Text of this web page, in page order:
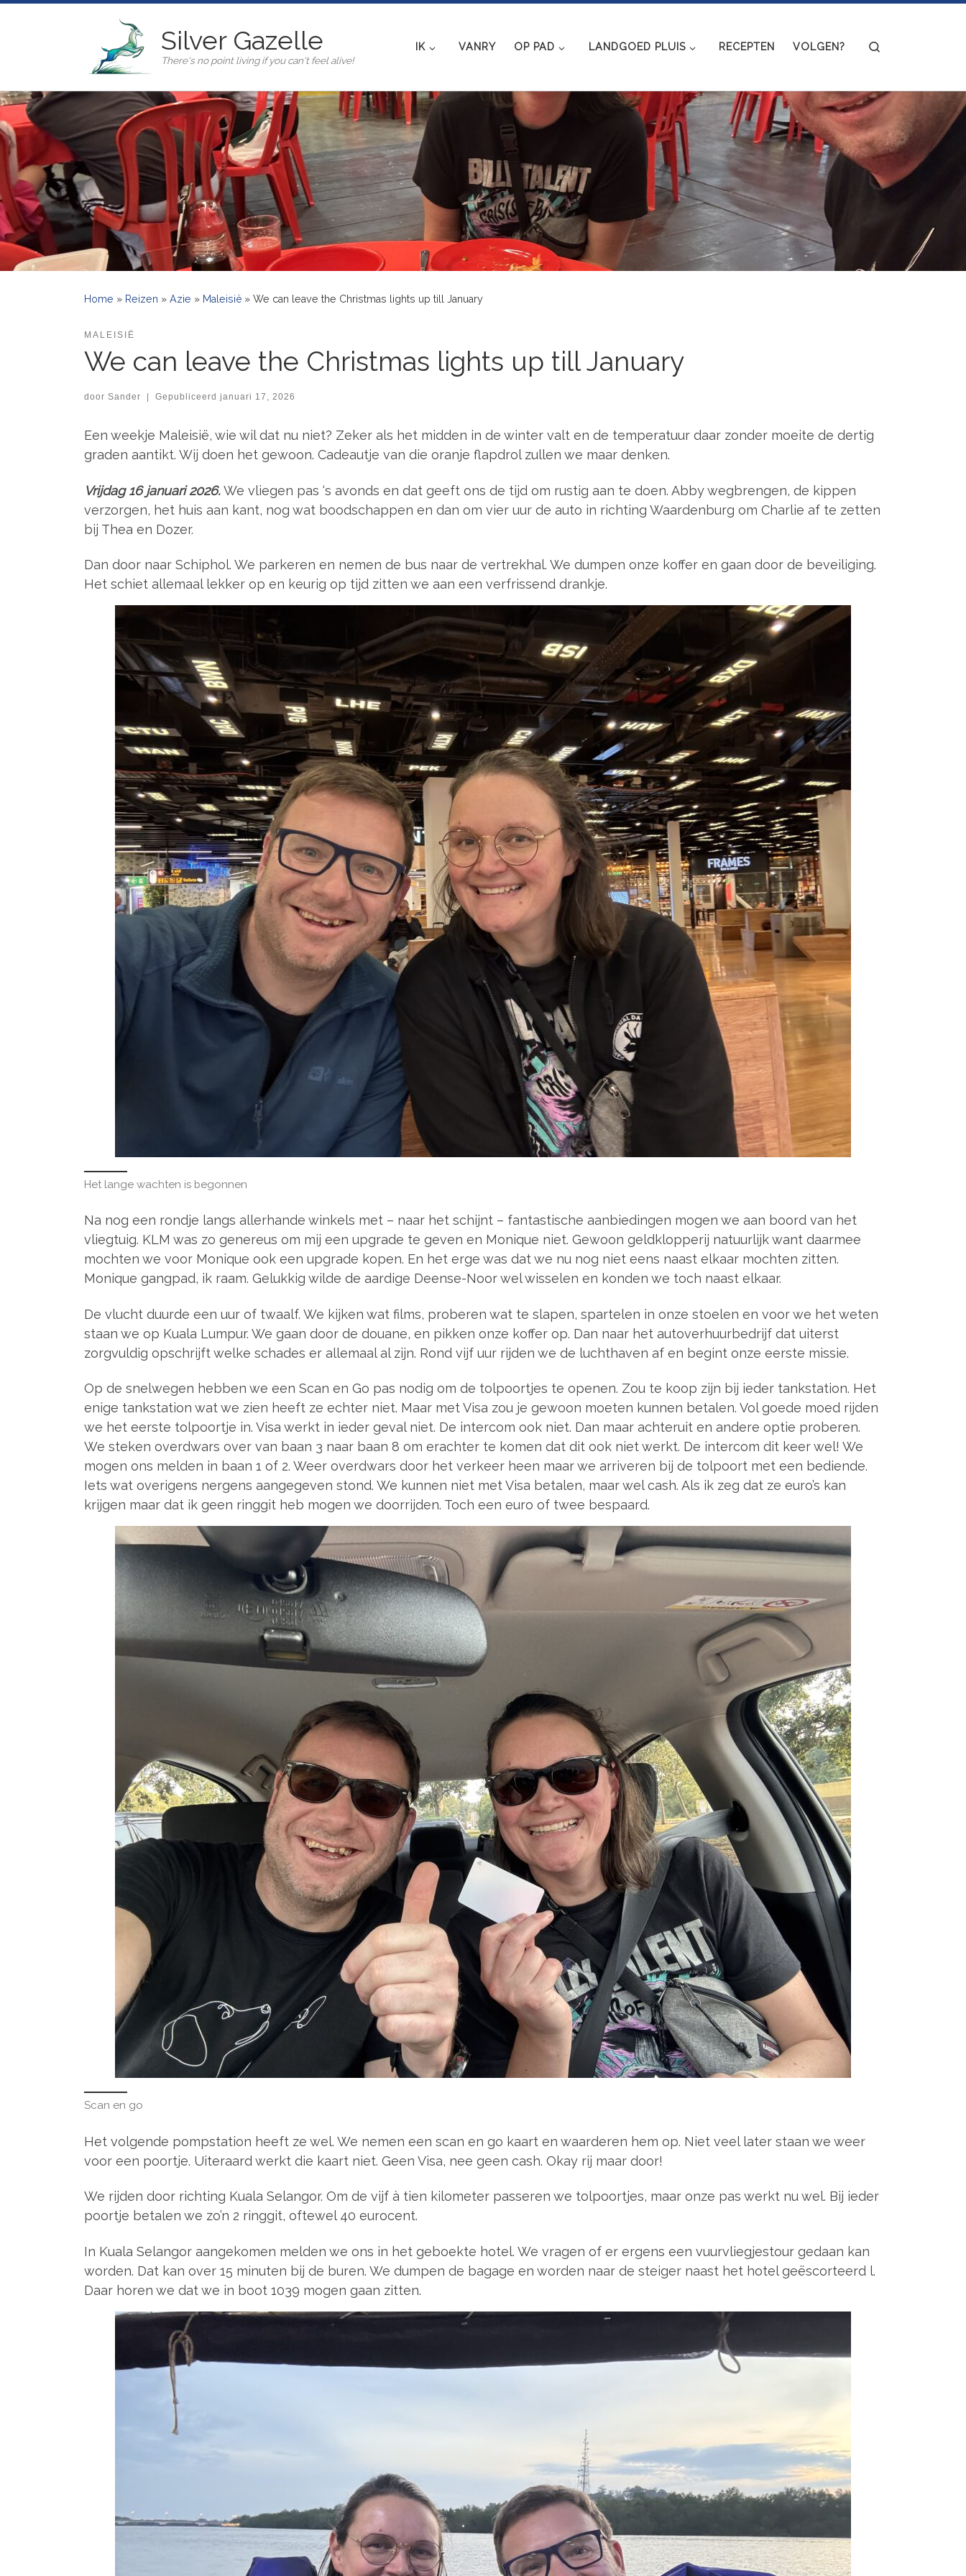
Silver Gazelle
There's no point living if you can't feel alive!
IK VANRY OP PAD LANDGOED PLUIS RECEPTEN VOLGEN?
Home » Reizen » Azie » Maleisië » We can leave the Christmas lights up till January
MALEISIË
We can leave the Christmas lights up till January
door Sander Gepubliceerd januari 17, 2026
Een weekje Maleisië, wie wil dat nu niet? Zeker als het midden in de winter valt en de temperatuur daar zonder moeite de dertig
graden aantikt. Wij doen het gewoon. Cadeautje van die oranje flapdrol zullen we maar denken.
Vrijdag 16 januari 2026.We vliegen pas ‘s avonds en dat geeft ons de tijd om rustig aan te doen. Abby wegbrengen, de kippen
verzorgen, het huis aan kant, nog wat boodschappen en dan om vier uur de auto in richting Waardenburg om Charlie af te zetten
bij Thea en Dozer.
Dan door naar Schiphol. We parkeren en nemen de bus naar de vertrekhal. We dumpen onze koffer en gaan door de beveiliging.
Het schiet allemaal lekker op en keurig op tijd zitten we aan een verfrissend drankje.
Het lange wachten is begonnen
Na nog een rondje langs allerhande winkels met – naar het schijnt – fantastische aanbiedingen mogen we aan boord van het
vliegtuig. KLM was zo genereus om mij een upgrade te geven en Monique niet. Gewoon geldklopperij natuurlijk want daarmee
mochten we voor Monique ook een upgrade kopen. En het erge was dat we nu nog niet eens naast elkaar mochten zitten.
Monique gangpad, ik raam. Gelukkig wilde de aardige Deense-Noor wel wisselen en konden we toch naast elkaar.
De vlucht duurde een uur of twaalf. We kijken wat films, proberen wat te slapen, spartelen in onze stoelen en voor we het weten
staan we op Kuala Lumpur. We gaan door de douane, en pikken onze koffer op. Dan naar het autoverhuurbedrijf dat uiterst
zorgvuldig opschrijft welke schades er allemaal al zijn. Rond vijf uur rijden we de luchthaven af en begint onze eerste missie.
Op de snelwegen hebben we een Scan en Go pas nodig om de tolpoortjes te openen. Zou te koop zijn bij ieder tankstation. Het
enige tankstation wat we zien heeft ze echter niet. Maar met Visa zou je gewoon moeten kunnen betalen. Vol goede moed rijden
we het eerste tolpoortje in. Visa werkt in ieder geval niet. De intercom ook niet. Dan maar achteruit en andere optie proberen.
We steken overdwars over van baan 3 naar baan 8 om erachter te komen dat dit ook niet werkt. De intercom dit keer wel! We
mogen ons melden in baan 1 of 2. Weer overdwars door het verkeer heen maar we arriveren bij de tolpoort met een bediende.
Iets wat overigens nergens aangegeven stond. We kunnen niet met Visa betalen, maar wel cash. Als ik zeg dat ze euro’s kan
krijgen maar dat ik geen ringgit heb mogen we doorrijden. Toch een euro of twee bespaard.
Scan en go
Het volgende pompstation heeft ze wel. We nemen een scan en go kaart en waarderen hem op. Niet veel later staan we weer
voor een poortje. Uiteraard werkt die kaart niet. Geen Visa, nee geen cash. Okay rij maar door!
We rijden door richting Kuala Selangor. Om de vijf à tien kilometer passeren we tolpoortjes, maar onze pas werkt nu wel. Bij ieder
poortje betalen we zo’n 2 ringgit, oftewel 40 eurocent.
In Kuala Selangor aangekomen melden we ons in het geboekte hotel. We vragen of er ergens een vuurvliegjestour gedaan kan
worden. Dat kan over 15 minuten bij de buren. We dumpen de bagage en worden naar de steiger naast het hotel geëscorteerd l.
Daar horen we dat we in boot 1039 mogen gaan zitten.